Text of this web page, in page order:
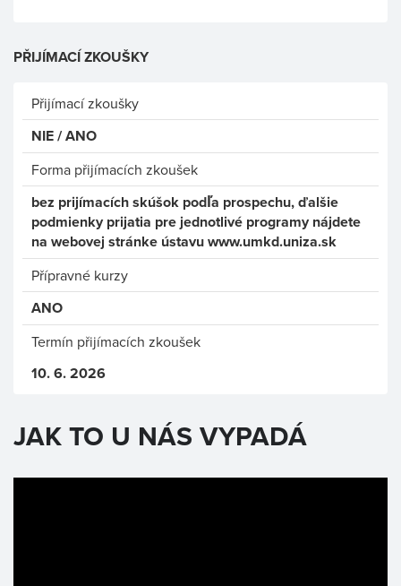
PŘIJÍMACÍ ZKOUŠKY
Přijímací zkoušky
NIE / ANO
Forma přijímacích zkoušek
bez prijímacích skúšok podľa prospechu, ďalšie
podmienky prijatia pre jednotlivé programy nájdete
na webovej stránke ústavu www.umkd.uniza.sk
Přípravné kurzy
ANO
Termín přijímacích zkoušek
10. 6. 2026
JAK TO U NÁS VYPADÁ